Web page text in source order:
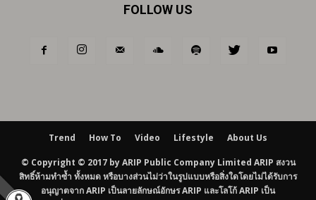
FOLLOW US
Trend How To Video Lifestyle About Us
© Copyright © 2017 by ARIP Public Company Limited ARIP สงวน
สิทธิ์ห้ามทำซ้ำ ทั้งหมด หรือบางส่วนไม่ว่าในรูปแบบหรือสิ่งใดโดยไม่ได้รับการ
อนุญาตจาก ARIP เป็นลายลักษณ์อักษร ARIP และโลโก้ ARIP เป็น